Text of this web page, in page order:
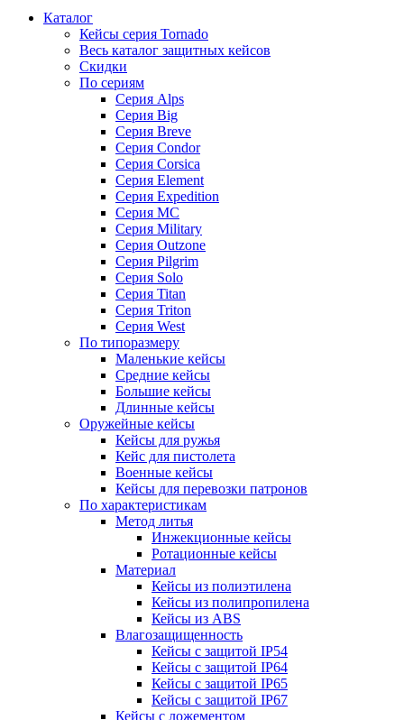
Каталог
Кейсы серия Tornado
Весь каталог защитных кейсов
Скидки
По сериям
Серия Alps
Серия Big
Серия Breve
Серия Condor
Серия Corsica
Серия Element
Серия Expedition
Серия MC
Серия Military
Серия Outzone
Серия Pilgrim
Серия Solo
Серия Titan
Серия Triton
Серия West
По типоразмеру
Маленькие кейсы
Средние кейсы
Большие кейсы
Длинные кейсы
Оружейные кейсы
Кейсы для ружья
Кейс для пистолета
Военные кейсы
Кейсы для перевозки патронов
По характеристикам
Метод литья
Инжекционные кейсы
Ротационные кейсы
Материал
Кейсы из полиэтилена
Кейсы из полипропилена
Кейсы из ABS
Влагозащищенность
Кейсы c защитой IP54
Кейсы c защитой IP64
Кейсы c защитой IP65
Кейсы c защитой IP67
Кейсы с ложементом